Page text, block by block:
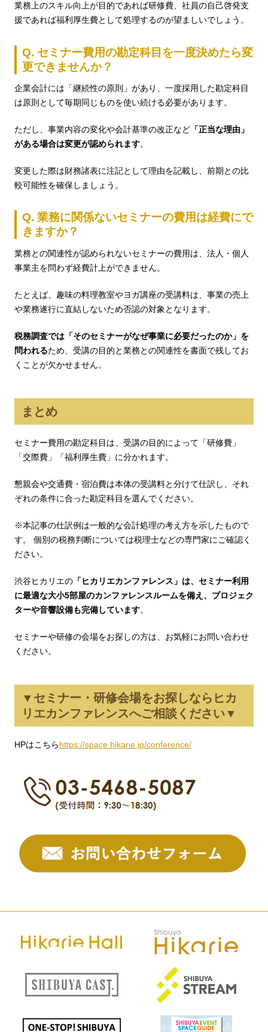
業務上のスキル向上が目的であれば研修費、社員の自己啓発支
援であれば福利厚生費として処理するのが望ましいでしょう。
Q. セミナー費用の勘定科目を一度決めたら変
更できませんか？
企業会計には「継続性の原則」があり、一度採用した勘定科目
は原則として毎期同じものを使い続ける必要があります。
ただし、事業内容の変化や会計基準の改正など「正当な理由」
がある場合は変更が認められます。
変更した際は財務諸表に注記として理由を記載し、前期との比
較可能性を確保しましょう。
Q. 業務に関係ないセミナーの費用は経費にで
きますか？
業務との関連性が認められないセミナーの費用は、法人・個人
事業主を問わず経費計上ができません。
たとえば、趣味の料理教室やヨガ講座の受講料は、事業の売上
や業務遂行に直結しないため否認の対象となります。
税務調査では「そのセミナーがなぜ事業に必要だったのか」を
問われるため、受講の目的と業務との関連性を書面で残してお
くことが欠かせません。
まとめ
セミナー費用の勘定科目は、受講の目的によって「研修費」
「交際費」「福利厚生費」に分かれます。
懇親会や交通費・宿泊費は本体の受講料と分けて仕訳し、それ
ぞれの条件に合った勘定科目を選んでください。
※本記事の仕訳例は一般的な会計処理の考え方を示したもので
す。
個別の税務判断については税理士などの専門家にご確認く
ださい。
渋谷ヒカリエの「ヒカリエカンファレンス」は、セミナー利用
に最適な大小5部屋のカンファレンスルームを備え、プロジェク
ターや音響設備も完備しています。
セミナーや研修の会場をお探しの方は、お気軽にお問い合わせ
ください。
▼セミナー・研修会場をお探しならヒカ
リエカンファレンスへご相談ください▼
HPはこちらhttps://space.hikarie.jp/conference/